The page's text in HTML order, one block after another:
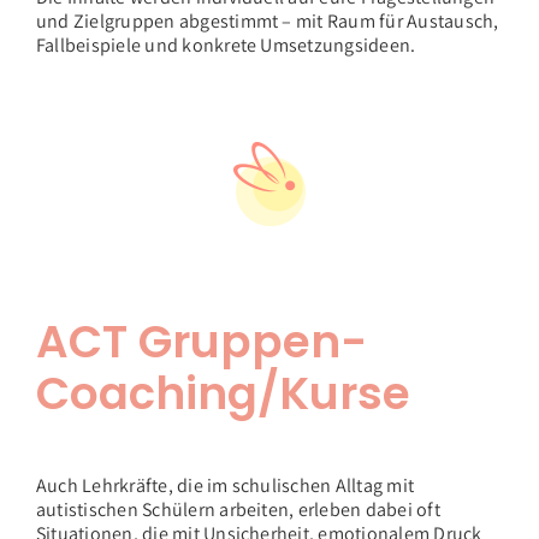
und Zielgruppen abgestimmt – mit Raum für Austausch,
Fallbeispiele und konkrete Umsetzungsideen.
ACT Gruppen-
Coaching/Kurse
Auch Lehrkräfte, die im schulischen Alltag mit
autistischen Schülern arbeiten, erleben dabei oft
Situationen, die mit Unsicherheit, emotionalem Druck